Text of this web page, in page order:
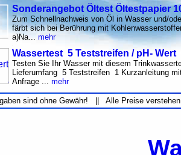
Sonderangebot Öltest Öltestpapier
Zum Schnellnachweis von Öl in Wasser und/
färbt sich bei Berührung mit
a)Na... mehr
Wassertest 5 Teststreifen / pH- Wert
Testen Sie Ihr Wasser mit diesem
Lieferumfang 5 Teststreifen 1 Kurzanleitung
Anfrage ... mehr
sind ohne Gewähr! || Alle Preise